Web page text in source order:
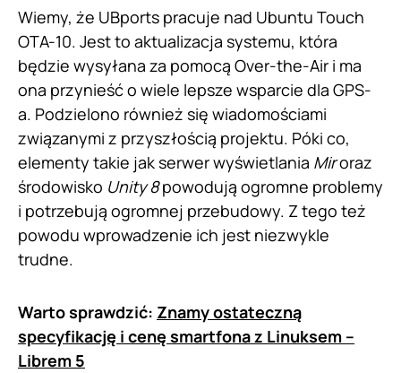
Wiemy, że UBports pracuje nad Ubuntu Touch
OTA-10. Jest to aktualizacja systemu, która
będzie wysyłana za pomocą Over-the-Air i ma
ona przynieść o wiele lepsze wsparcie dla GPS-
a. Podzielono również się wiadomościami
związanymi z przyszłością projektu. Póki co,
elementy takie jak serwer wyświetlania Miroraz
środowisko Unity 8powodują ogromne problemy
i potrzebują ogromnej przebudowy. Z tego też
powodu wprowadzenie ich jest niezwykle
trudne.
Warto sprawdzić: Znamy ostateczną
specyfikację i cenę smartfona z Linuksem –
Librem 5